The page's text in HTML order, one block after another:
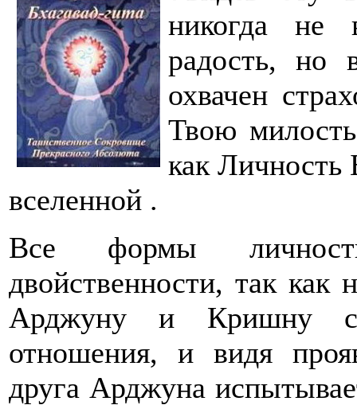
никогда не
радость,
охвачен
Твою
как Личность
вселенной .
Все формы
двойственности, так
Арджуну и Кришну
отношения, и видя
друга Арджуна